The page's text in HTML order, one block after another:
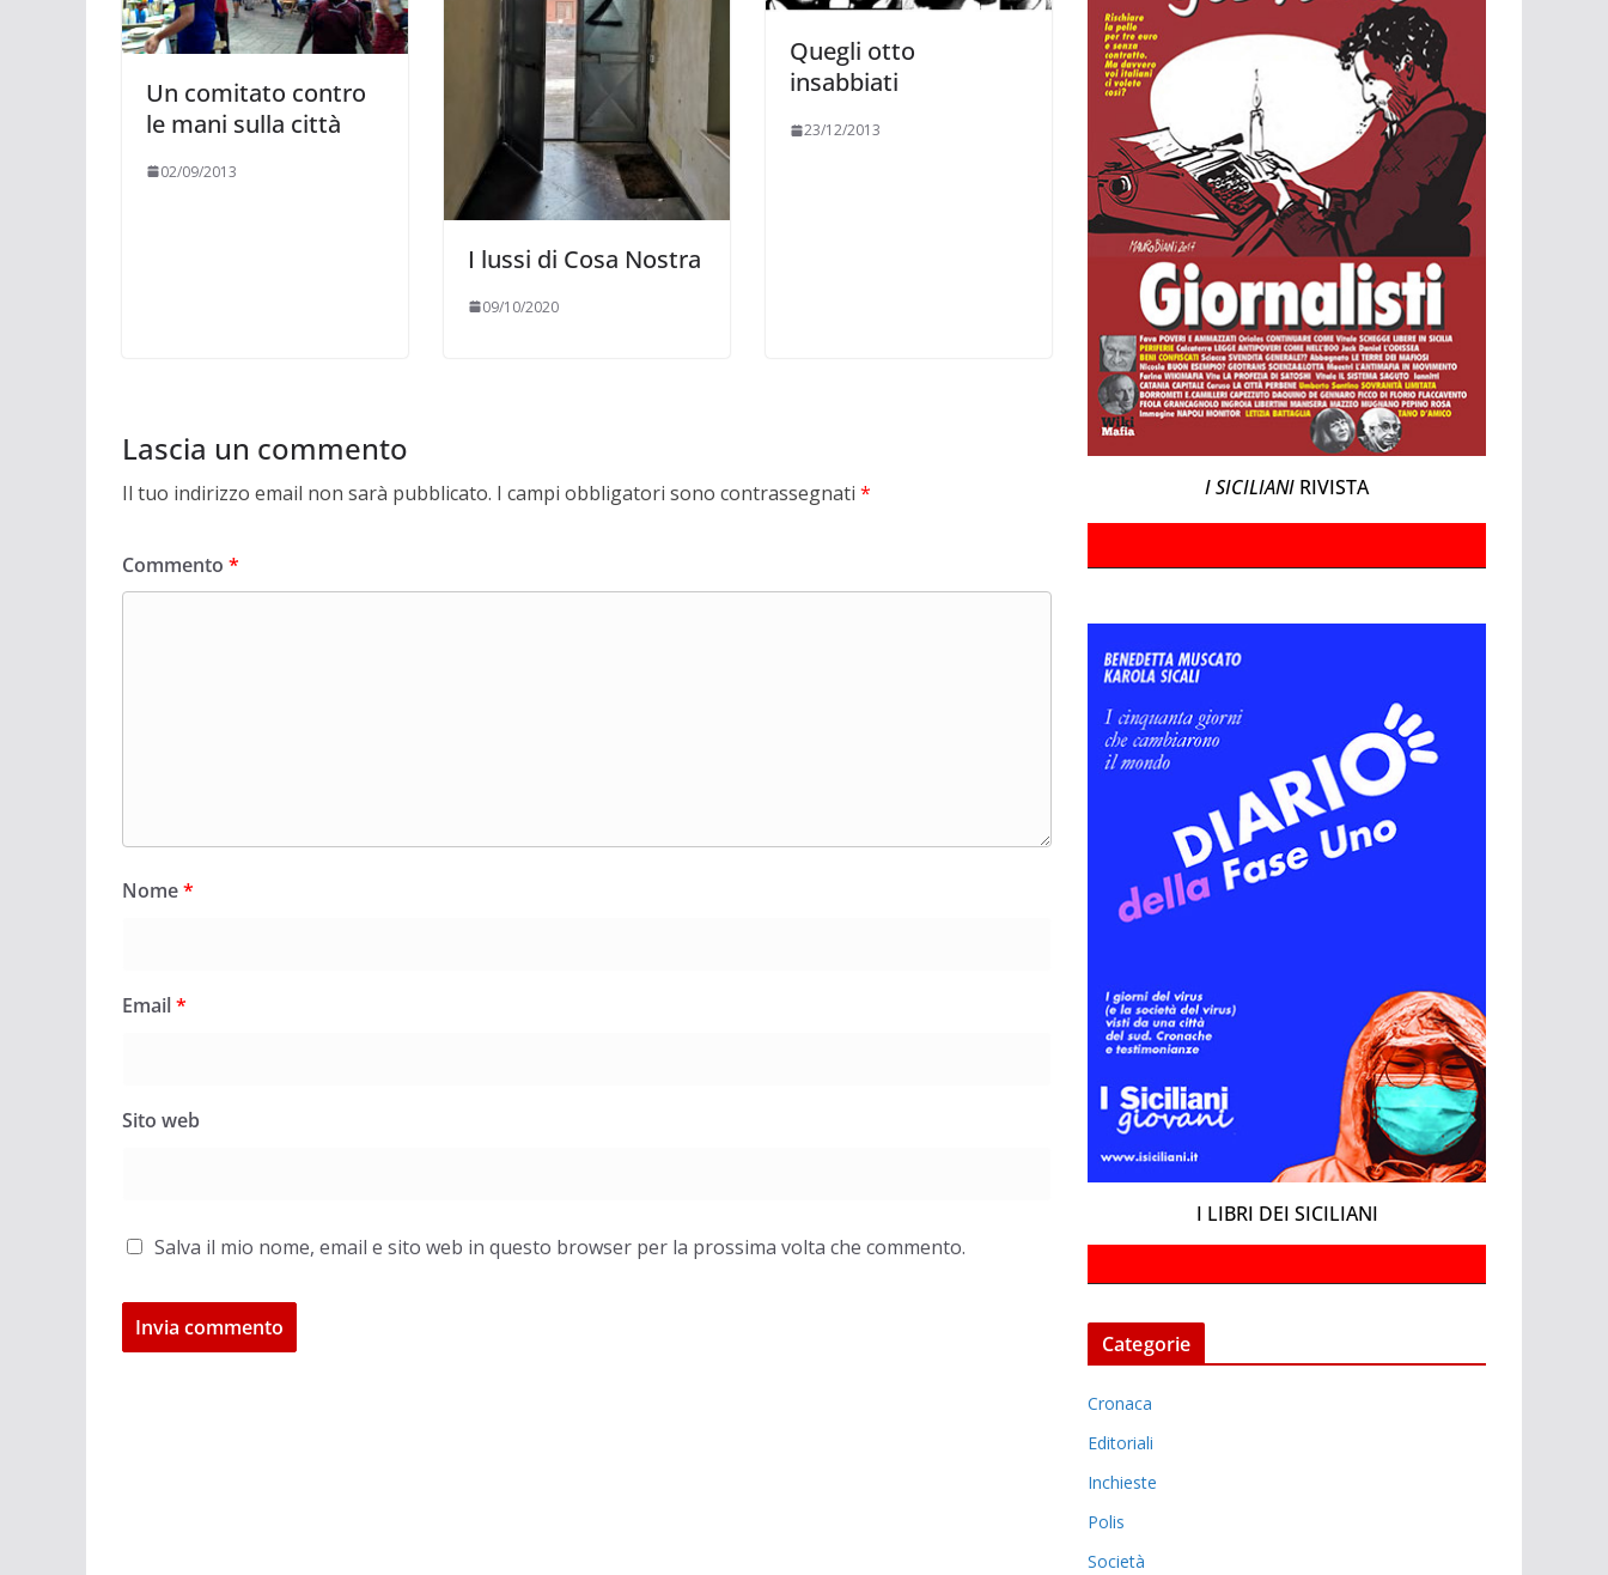
Un comitato contro
le mani sulla città
02/09/2013
I lussi di Cosa Nostra
09/10/2020
Quegli otto
insabbiati
23/12/2013
Lascia un commento
Il tuo indirizzo email non sarà pubblicato. I campi obbligatori sono contrassegnati *
Commento *
Nome*
Email*
Sito web
Salva il mio nome, email e sito web in questo browser per la prossima volta che commento.
I SICILIANI RIVISTA
I LIBRI DEI SICILIANI
Categorie
Cronaca
Editoriali
Inchieste
Polis
Società